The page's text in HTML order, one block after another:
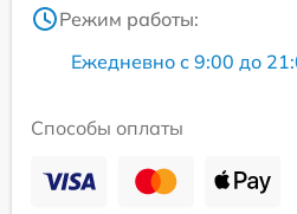
Режим работы:
Ежедневно с 9:00 до
Способы оплаты